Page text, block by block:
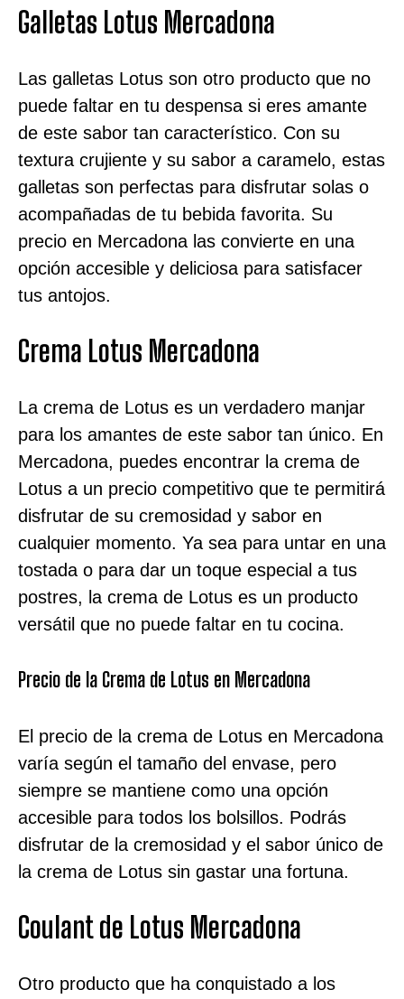
Galletas Lotus Mercadona
Las galletas Lotus son otro producto que no
puede faltar en tu despensa si eres amante
de este sabor tan característico. Con su
textura crujiente y su sabor a caramelo, estas
galletas son perfectas para disfrutar solas o
acompañadas de tu bebida favorita. Su
precio en Mercadona las convierte en una
opción accesible y deliciosa para satisfacer
tus antojos.
Crema Lotus Mercadona
La crema de Lotus es un verdadero manjar
para los amantes de este sabor tan único. En
Mercadona, puedes encontrar la crema de
Lotus a un precio competitivo que te permitirá
disfrutar de su cremosidad y sabor en
cualquier momento. Ya sea para untar en una
tostada o para dar un toque especial a tus
postres, la crema de Lotus es un producto
versátil que no puede faltar en tu cocina.
Precio de la Crema de Lotus en Mercadona
El precio de la crema de Lotus en Mercadona
varía según el tamaño del envase, pero
siempre se mantiene como una opción
accesible para todos los bolsillos. Podrás
disfrutar de la cremosidad y el sabor único de
la crema de Lotus sin gastar una fortuna.
Coulant de Lotus Mercadona
Otro producto que ha conquistado a los